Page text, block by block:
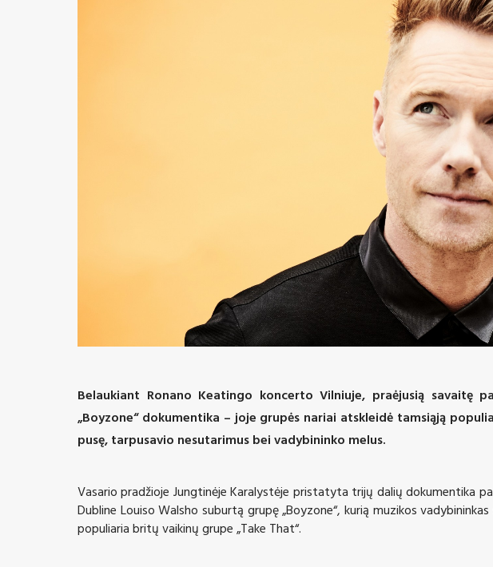
Belaukiant Ronano Keatingo koncerto Vilniuje, praėjusią savaitę
„Boyzone“ dokumentika – joje grupės nariai atskleidė tamsiąją
pusę, tarpusavio nesutarimus bei vadybininko melus.
Vasario pradžioje Jungtinėje Karalystėje pristatyta trijų dalių dokumentika
Dubline Louiso Walsho suburtą grupę „Boyzone“, kurią muzikos
populiaria britų vaikinų grupe „Take That“.